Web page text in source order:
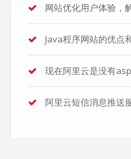
网站优化用户体验，
Java程序网站的优点
现在阿里云是没有
阿里云短信消息推送